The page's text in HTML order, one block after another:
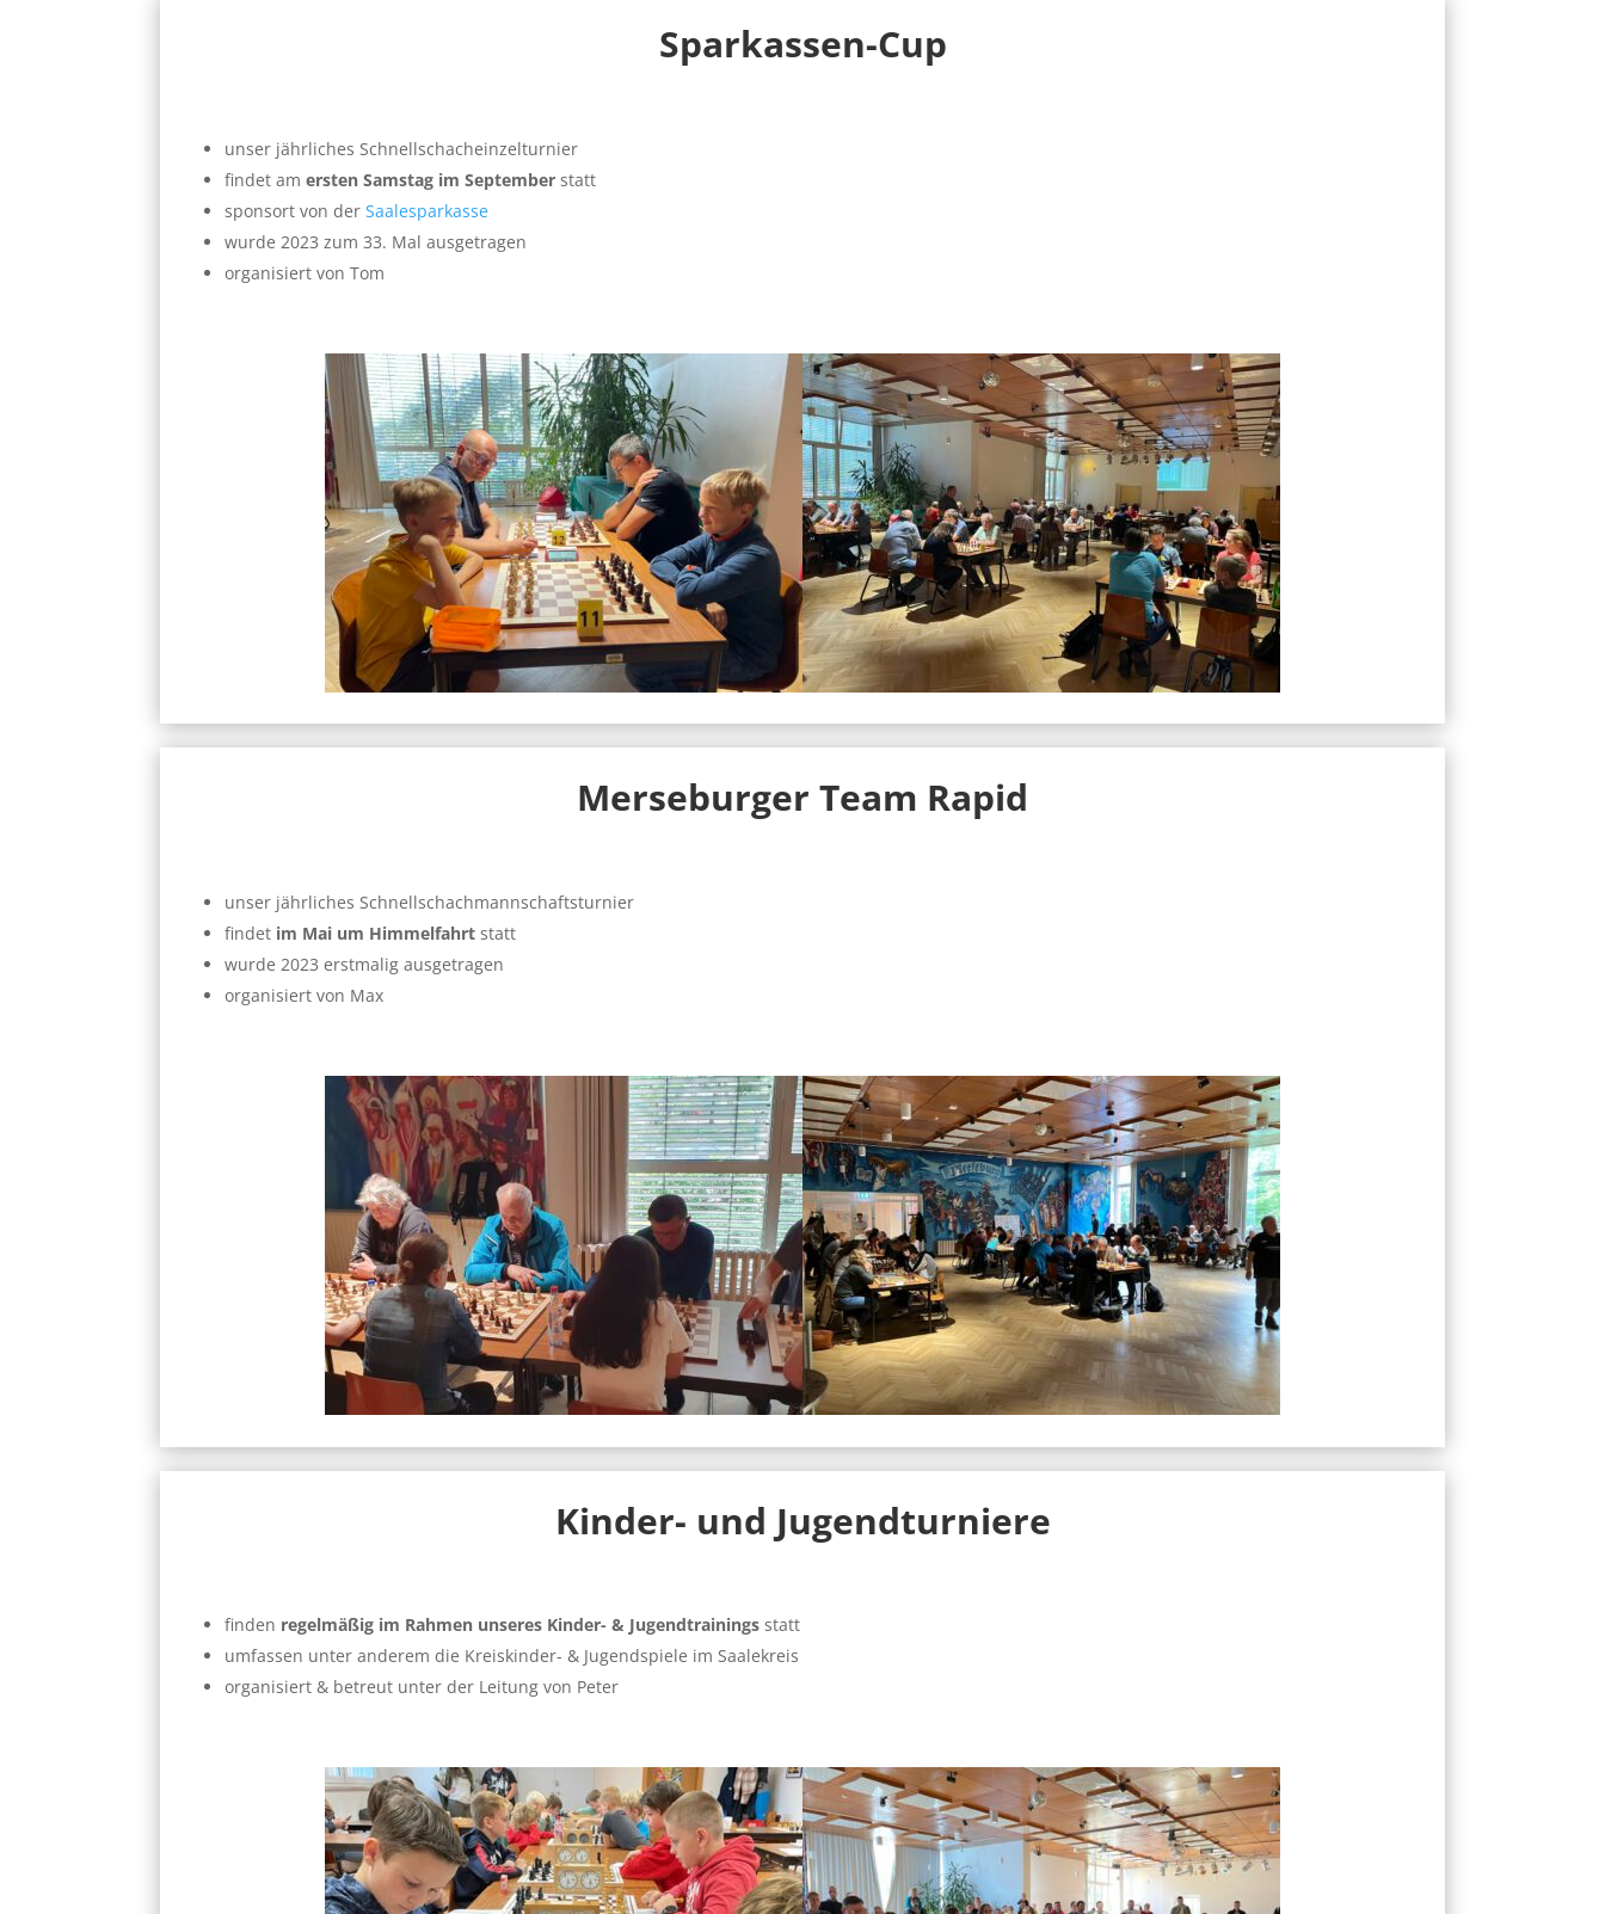
Sparkassen-Cup
unser jährliches Schnellschacheinzelturnier
findet amersten Samstag im September statt
sponsort von derSaalesparkasse
wurde 2023 zum 33. Mal ausgetragen
organisiert von Tom
Merseburger Team Rapid
unser jährliches Schnellschachmannschaftsturnier
findet im Mai um Himmelfahrt statt
wurde 2023 erstmalig ausgetragen
organisiert von Max
Kinder- und Jugendturniere
finden regelmäßig im Rahmen unseres Kinder- & Jugendtrainings statt
umfassen unter anderem die Kreiskinder- & Jugendspiele im Saalekreis
organisiert & betreut unter der Leitung von Peter